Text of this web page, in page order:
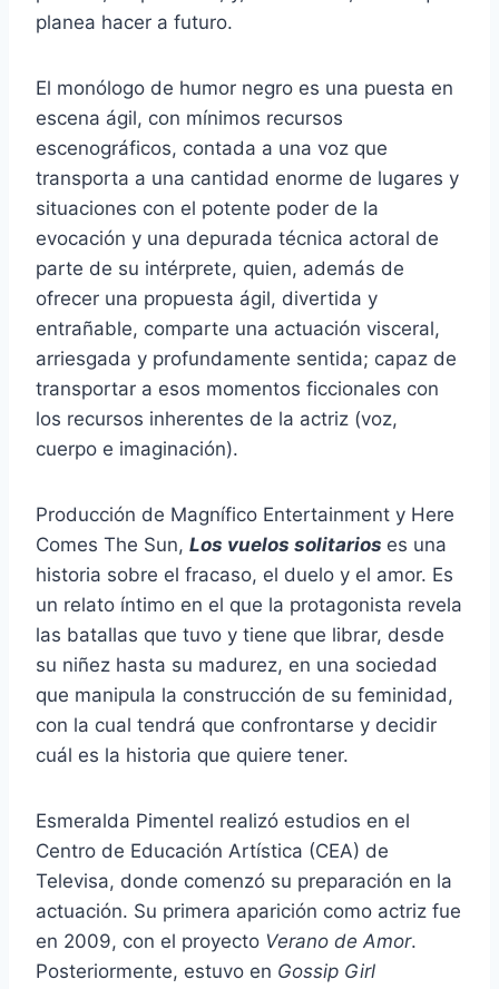
planea hacer a futuro.
El monólogo de humor negro es una puesta en
escena ágil, con mínimos recursos
escenográficos, contada a una voz que
transporta a una cantidad enorme de lugares y
situaciones con el potente poder de la
evocación y una depurada técnica actoral de
parte de su intérprete, quien, además de
ofrecer una propuesta ágil, divertida y
entrañable, comparte una actuación visceral,
arriesgada y profundamente sentida; capaz de
transportar a esos momentos ficcionales con
los recursos inherentes de la actriz (voz,
cuerpo e imaginación).
Producción de Magnífico Entertainment y Here
Comes The Sun, Los vuelos solitarios es una
historia sobre el fracaso, el duelo y el amor. Es
un relato íntimo en el que la protagonista revela
las batallas que tuvo y tiene que librar, desde
su niñez hasta su madurez, en una sociedad
que manipula la construcción de su feminidad,
con la cual tendrá que confrontarse y decidir
cuál es la historia que quiere tener.
Esmeralda Pimentel realizó estudios en el
Centro de Educación Artística (CEA) de
Televisa, donde comenzó su preparación en la
actuación. Su primera aparición como actriz fue
en 2009, con el proyecto Verano de Amor.
Posteriormente, estuvo en Gossip Girl